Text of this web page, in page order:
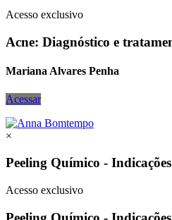
Acesso exclusivo
Acne: Diagnóstico e
Mariana Alvares Penha
Acessar
×
Peeling Químico -
Acesso exclusivo